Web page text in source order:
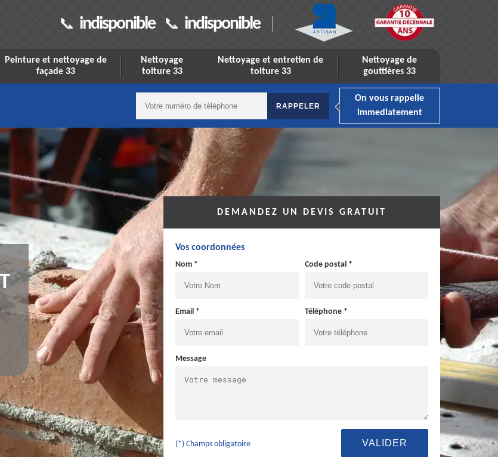
indisponible indisponible
Peinture et nettoyage de
façade 33
Nettoyage
toiture 33
Nettoyage et entretien de
toiture 33
Nettoyage de
gouttières 33
On vous rappelle
immediatement
DEMANDEZ UN DEVIS GRATUIT
Vos coordonnées
Nom * Code postal *
Email * Téléphone *
Message
(*) Champs obligatoire